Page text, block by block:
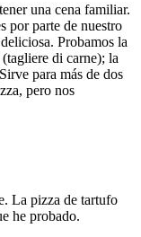
una cena familiar.
por parte de nuestro
Probamos la
di carne); la
para más de dos
pero nos
La pizza de tartufo
he probado.